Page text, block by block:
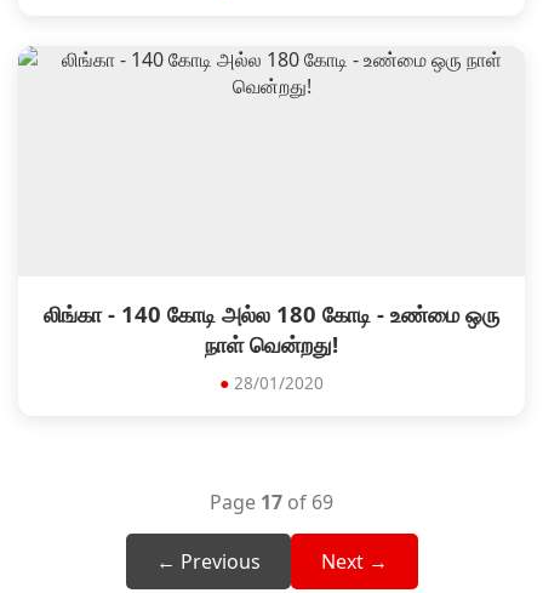
லிங்கா - 140 கோடி அல்ல 180 கோடி - உண்மை ஒரு
நாள் வென்றது!
● 28/01/2020
Page 17 of 69
← Previous Next →